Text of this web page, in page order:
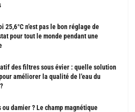
25,6°C n’est pas le bon réglage de
pour tout le monde pendant une
des filtres sous évier : quelle solution
améliorer la qualité de l’eau du
ou damier ? Le champ magnétique